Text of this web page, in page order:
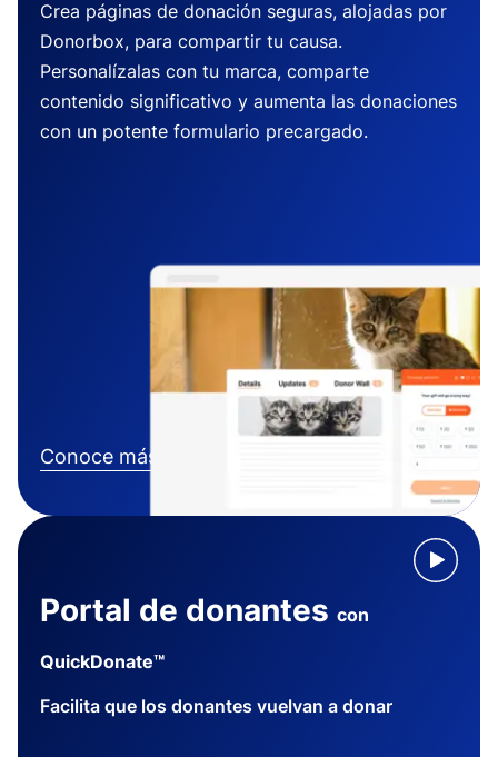
Crea páginas de donación seguras, alojadas por
Donorbox, para compartir tu causa.
Personalízalas con tu marca, comparte
contenido significativo y aumenta las donaciones
con un potente formulario precargado.
Conoce más
Portal de donantes con
QuickDonate™
Facilita que los donantes vuelvan a donar